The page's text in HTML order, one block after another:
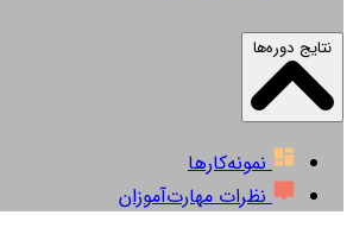
نتایج دوره‌ها
نمونه‌کارها
نظرات مهارت‌آموزان